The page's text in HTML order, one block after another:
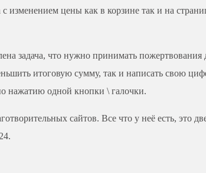
изменением цены как в корзине так и на
задача, что нужно принимать
итоговую сумму, так и написать свою
нажатию одной кнопки \ галочки.
сайтов. Все что у неё есть, это